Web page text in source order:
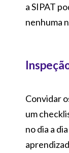
a SIPAT
nenhuma
Convidar
um
no dia a